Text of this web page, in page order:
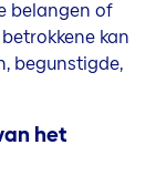
belangen of
kan
begunstigde,
het